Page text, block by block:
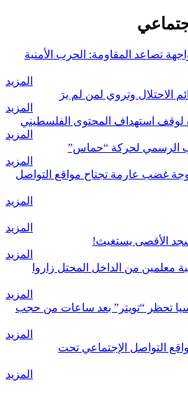
تصاعد المقاومة: الحرب الأمنية
المزيد
الاحتلال وتروي لمن لم يرَ
المزيد
لوقف استهداف المحتوى الفلسطيني
المزيد
الرسمي لحركة “حماس”
المزيد
غضب عارمة تجتاح مواقع التواصل
المزيد
المزيد
الأقصى يستغيث!
المزيد
معلمين من الداخل المحتل زاروا
المزيد
تحظر “تويتر” بعد ساعات من حجب
المزيد
التواصل الإجتماعي تحت
المزيد